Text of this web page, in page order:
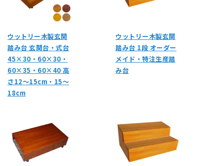
ウットリー木製玄関
踏み台 玄関台・式台
45×30・60×30・
60×35・60×40 高
さ12～15cm・15～
18cm
ウットリー木製玄関
踏み台 1段 オーダー
メイド・特注生産踏
み台